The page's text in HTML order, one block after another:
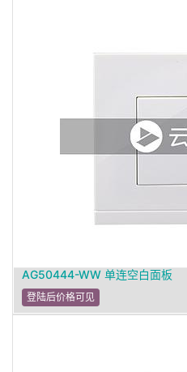
AG50444-WW 单连空白面板
登陆后价格可见